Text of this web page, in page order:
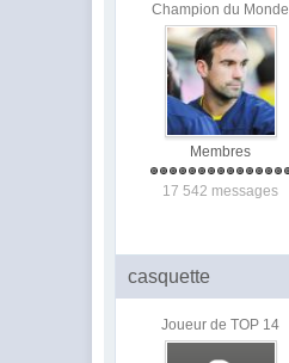
Champion du Monde
Membres
17 542 messages
casquette
Joueur de TOP 14